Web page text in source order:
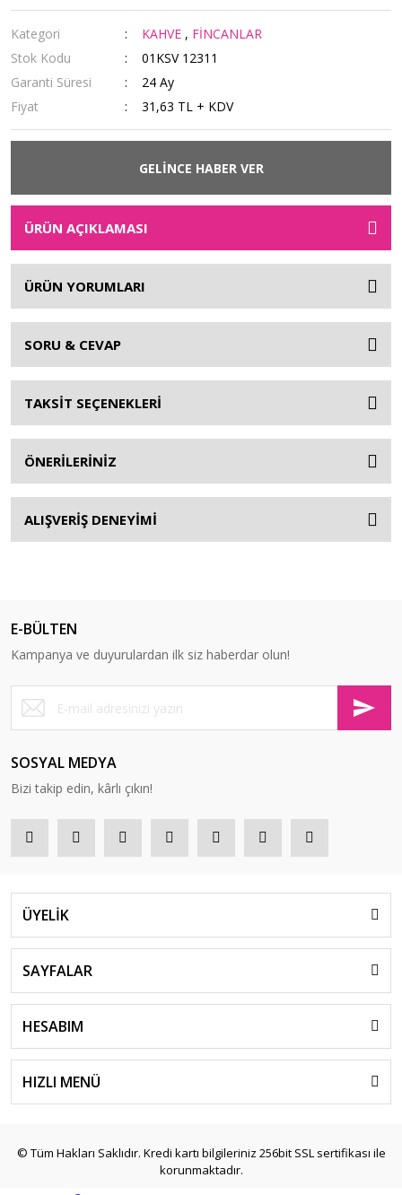
Kategori KAHVE , FİNCANLAR
Stok Kodu
01KSV 12311
Garanti Süresi
24 Ay
Fiyat
31,63 TL + KDV
GELİNCE HABER VER
ÜRÜN AÇIKLAMASI
ÜRÜN YORUMLARI
SORU & CEVAP
TAKSİT SEÇENEKLERİ
ÖNERİLERİNİZ
ALIŞVERİŞ DENEYİMİ
E-BÜLTEN
Kampanya ve duyurulardan ilk siz haberdar olun!
SOSYAL MEDYA
Bizi takip edin, kârlı çıkın!
ÜYELİK
SAYFALAR
HESABIM
HIZLI MENÜ
© Tüm Hakları Saklıdır. Kredi kartı bilgileriniz 256bit SSL sertifikası ile
korunmaktadır.